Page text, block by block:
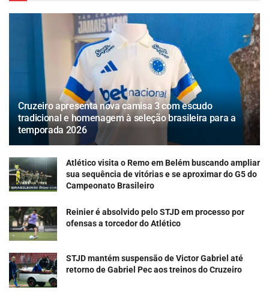
Cruzeiro apresenta nova camisa 3 com escudo
tradicional e homenagem à seleção brasileira para a
temporada 2026
Atlético visita o Remo em Belém buscando ampliar
sua sequência de vitórias e se aproximar do G5 do
Campeonato Brasileiro
Reinier é absolvido pelo STJD em processo por
ofensas a torcedor do Atlético
STJD mantém suspensão de Victor Gabriel até
retorno de Gabriel Pec aos treinos do Cruzeiro